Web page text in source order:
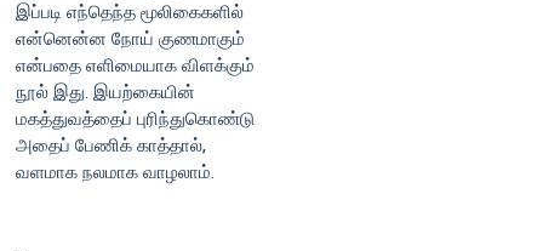
இப்படி எந்தெந்த மூலிகைகளில்
என்னென்ன நோய் குணமாகும்
என்பதை எளிமையாக விளக்கும்
நூல் இது. இயற்கையின்
மகத்துவத்தைப் புரிந்துகொண்டு
அதைப் பேணிக் காத்தால்,
வளமாக நலமாக வாழலாம்.